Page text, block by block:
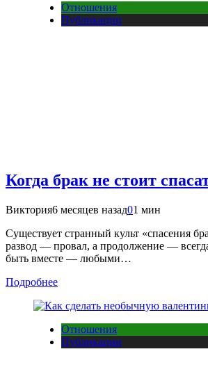
Отношения
Публикации
Когда брак не стоит
Виктория6 месяцев назад01 мин
Существует странный культ «спасения
развод — провал, а продолжение —
быть вместе — любыми…
Подробнее
Отношения
Публикации